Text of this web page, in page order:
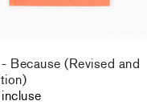
Because (Revised and